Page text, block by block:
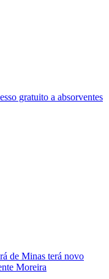
gratuito a absorventes
de Minas terá novo
Moreira